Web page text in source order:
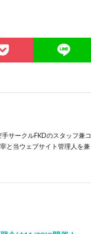
サークルFKDのスタッフ兼コ
と当ウェブサイト管理人を兼